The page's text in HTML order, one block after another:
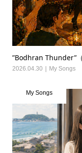
”Bodhran Thunder”
2026.04.30 My Songs
My Songs